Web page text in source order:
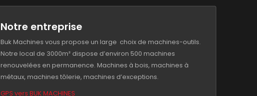
Notre entreprise
Buk Machines vous propose un large choix de machines-outils.
Notre local de 3000m² dispose d’environ 500 machines
renouvelées en permanence. Machines à bois, machines à
métaux, machines tôlerie, machines d’exceptions.
GPS vers BUK MACHINES